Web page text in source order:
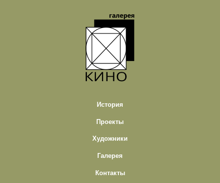
История
Проекты
Художники
Галерея
Контакты